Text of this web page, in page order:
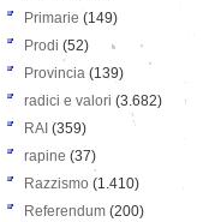
Primarie (149)
Prodi (52)
Provincia (139)
radici e valori (3.682)
RAI (359)
rapine (37)
Razzismo (1.410)
Referendum (200)